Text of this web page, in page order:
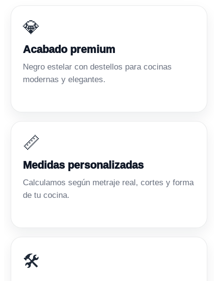
💎
Acabado premium
Negro estelar con destellos para cocinas
modernas y elegantes.
📏
Medidas personalizadas
Calculamos según metraje real, cortes y forma
de tu cocina.
🛠️